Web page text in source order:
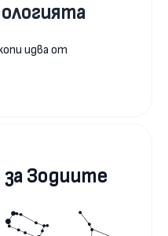
идва от
за Зодиите